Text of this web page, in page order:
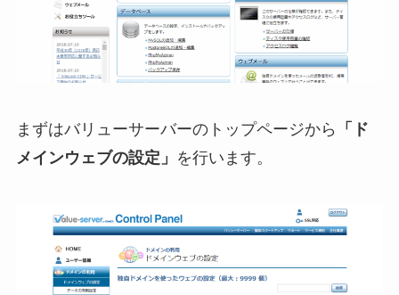
まずはバリューサーバーのトップページから
「ド
メインウェブの設定」 を行います。